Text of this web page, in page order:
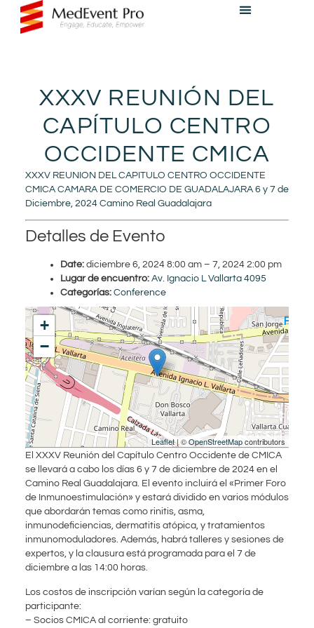
XXXV REUNIÓN DEL
CAPÍTULO CENTRO
OCCIDENTE CMICA
XXXV REUNION DEL CAPITULO CENTRO OCCIDENTE
CMICA CAMARA DE COMERCIO DE GUADALAJARA 6 y 7 de
Diciembre, 2024 Camino Real Guadalajara
Detalles de Evento
Date: diciembre 6, 2024 8:00 am– 7, 2024 2:00 pm
Lugar de encuentro: Av. Ignacio L Vallarta 4095
Categorías: Conference
+
−
Leaflet| ©OpenStreetMapcontributors
El XXXV Reunión del Capítulo Centro Occidente de CMICA
se llevará a cabo los días 6 y 7 de diciembre de 2024 en el
Camino Real Guadalajara. El evento incluirá el «Primer Foro
de Inmunoestimulación» y estará dividido en varios módulos
que abordarán temas como rinitis, asma,
inmunodeficiencias, dermatitis atópica, y tratamientos
inmunomoduladores. Además, habrá talleres y sesiones de
expertos, y la clausura está programada para el 7 de
diciembre a las 14:00 horas.
Los costos de inscripción varían según la categoría de
participante:
– Socios CMICA al corriente: gratuito